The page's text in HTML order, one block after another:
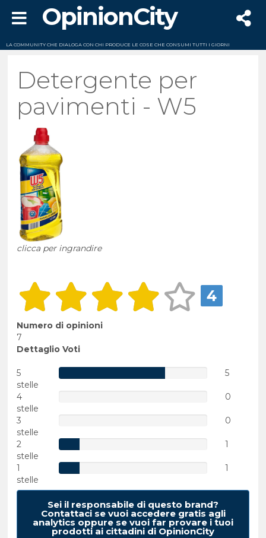
OpinionCity
LA COMMUNITY CHE DIALOGA CON CHI PRODUCE LE COSE CHE CONSUMI TUTTI I GIORNI
Detergente per
pavimenti - W5
clicca per ingrandire
4
Numero di opinioni
7
Dettaglio Voti
5
stelle
5
4
stelle
0
3
stelle
0
2
stelle
1
1
stelle
1
Sei il responsabile di questo brand?
Contattaci se vuoi accedere gratis agli
analytics oppure se vuoi far provare i tuoi
prodotti ai cittadini di OpinionCity